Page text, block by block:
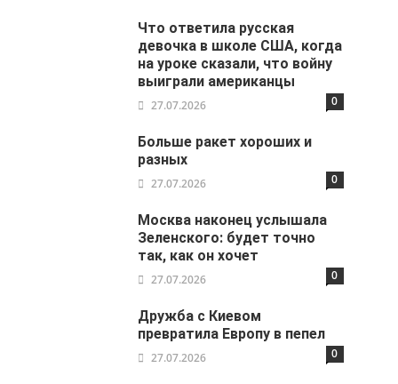
Что ответила русская
девочка в школе США, когда
на уроке сказали, что войну
выиграли американцы
27.07.2026 0
Больше ракет хороших и
разных
27.07.2026 0
Москва наконец услышала
Зеленского: будет точно
так, как он хочет
27.07.2026 0
Дружба с Киевом
превратила Европу в пепел
27.07.2026 0